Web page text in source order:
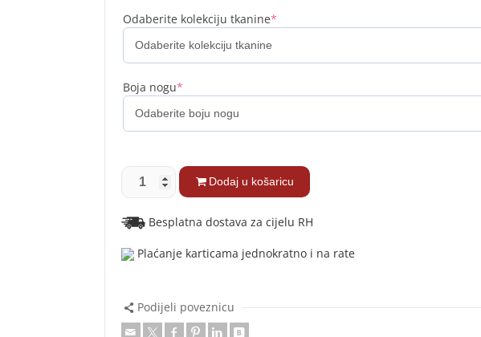
Odaberite kolekciju tkanine*
Boja nogu*
Dodaj u košaricu
Besplatna dostava za cijelu RH
Plaćanje karticama jednokratno i na rate
Podijeli poveznicu